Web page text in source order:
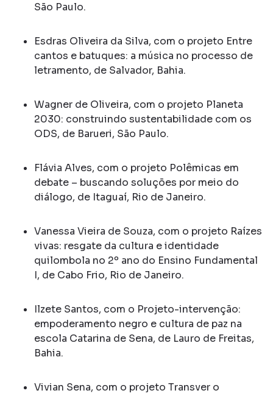
São Paulo.
Esdras Oliveira da Silva, com o projeto Entre
cantos e batuques: a música no processo de
letramento, de Salvador, Bahia.
Wagner de Oliveira, com o projeto Planeta
2030: construindo sustentabilidade com os
ODS, de Barueri, São Paulo.
Flávia Alves, com o projeto Polêmicas em
debate – buscando soluções por meio do
diálogo, de Itaguaí, Rio de Janeiro.
Vanessa Vieira de Souza, com o projeto Raízes
vivas: resgate da cultura e identidade
quilombola no 2º ano do Ensino Fundamental
I, de Cabo Frio, Rio de Janeiro.
Ilzete Santos, com o Projeto-intervenção:
empoderamento negro e cultura de paz na
escola Catarina de Sena, de Lauro de Freitas,
Bahia.
Vivian Sena, com o projeto Transver o